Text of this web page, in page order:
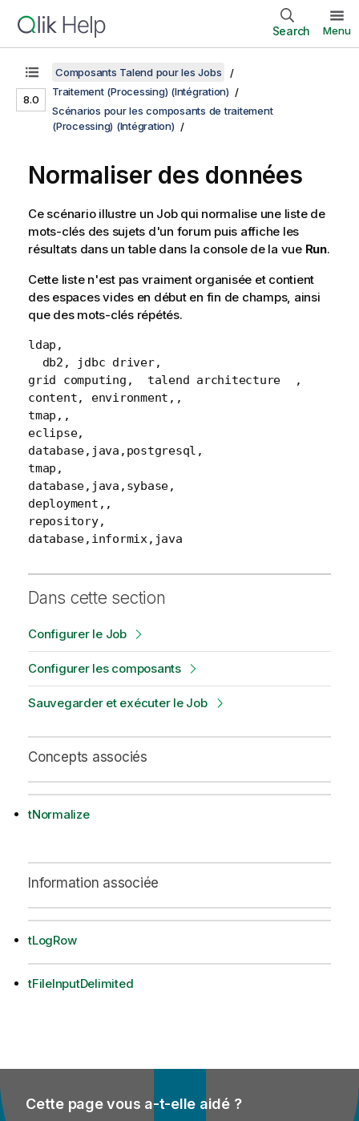
Search Menu
8.0
Composants Talend pour les Jobs
Traitement (Processing) (Intégration)
Scénarios pour les composants de traitement
(Processing) (Intégration)
Normaliser des données
Ce scénario illustre un Job qui normalise une liste de
mots-clés des sujets d'un forum puis affiche les
résultats dans un table dans la console de la vue Run.
Cette liste n'est pas vraiment organisée et contient
des espaces vides en début en fin de champs, ainsi
que des mots-clés répétés.
ldap,
  db2, jdbc driver,
grid computing,  talend architecture  ,
content, environment,,
tmap,,
eclipse,
database,java,postgresql,
tmap,
database,java,sybase,
deployment,,
repository,
database,informix,java
Dans cette section
Configurer le Job
Configurer les composants
Sauvegarder et exécuter le Job
Concepts associés
tNormalize
Information associée
tLogRow
tFileInputDelimited
Cette page vous a-t-elle aidé ?